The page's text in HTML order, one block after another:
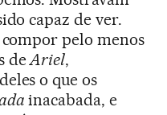
capaz de ver.
pelo menos
deAriel,
o que os
inacabada, e